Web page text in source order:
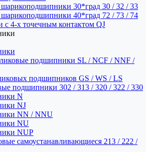
30*град 30 / 32 / 33
40*град 72 / 73 / 74
4-х точечным контактом QJ
подшипники SL / NCF / NNF /
подшипников GS / WS / LS
подшипники 302 / 313 / 320 / 322 / 330
N
NJ
NN / NNU
NU
NUP
самоустанавливающиеся 213 / 222 /